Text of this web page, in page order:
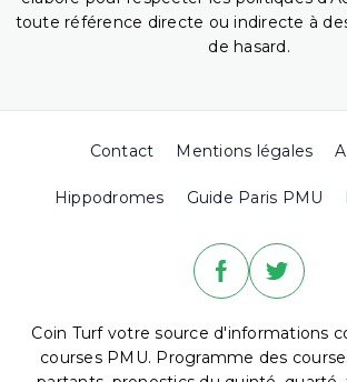
toute référence directe ou indirecte à
de hasard.
Contact Mentions légales
Hippodromes Guide Paris PMU
Coin Turf votre source d'informations
courses PMU. Programme des